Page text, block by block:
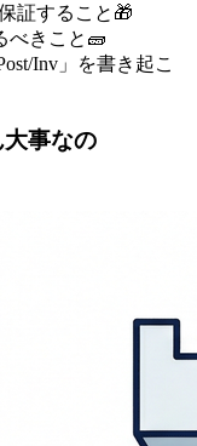
証すること🎁
べきこと🧱
Inv」を書き起こ
事なの